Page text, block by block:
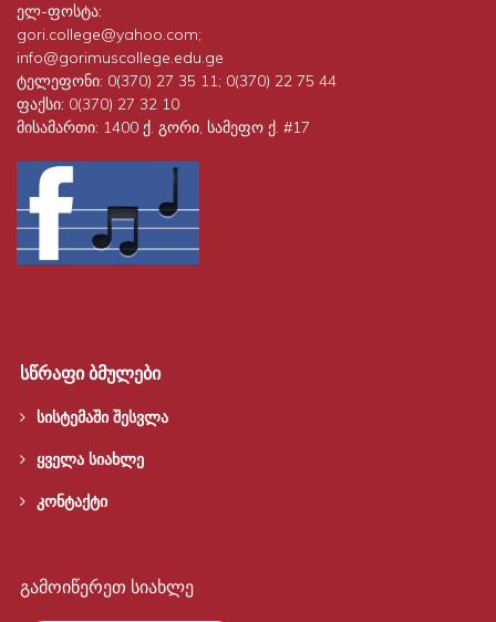
ელ-ფოსტა:
gori.college@yahoo.com;
info@gorimuscollege.edu.ge
ტელეფონი: 0(370) 27 35 11; 0(370) 22 75 44
ფაქსი: 0(370) 27 32 10
მისამართი: 1400 ქ. გორი, სამეფო ქ. #17
სწრაფი ბმულები
სისტემაში შესვლა
ყველა სიახლე
კონტაქტი
გამოიწერეთ სიახლე